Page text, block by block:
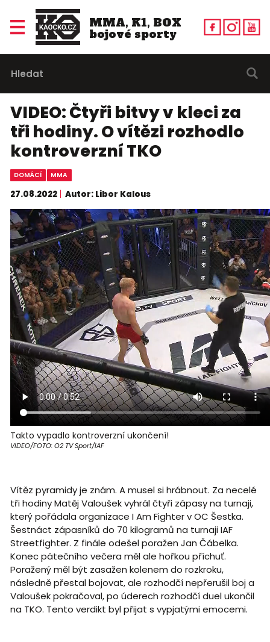
MMA, K1, BOX
bojové sporty
VIDEO: Čtyři bitvy v kleci za
tři hodiny. O vítězi rozhodlo
kontroverzní TKO
DOMÁCÍ MMA
27.08.2022 Autor: Libor Kalous
Takto vypadlo kontroverzní ukončení!
VIDEO/FOTO: O2 TV Sport/IAF
Vítěz pyramidy je znám. A musel si hrábnout. Za necelé
tři hodiny Matěj Valoušek vyhrál čtyři zápasy na turnaji,
který pořádala organizace I Am Fighter v OC Šestka.
Šestnáct zápasníků do 70 kilogramů na turnaji IAF
Streetfighter. Z finále odešel poražen Jan Čábelka.
Konec pátečního večera měl ale hořkou příchuť.
Poražený měl být zasažen kolenem do rozkroku,
následně přestal bojovat, ale rozhodčí nepřerušil boj a
Valoušek pokračoval, po úderech rozhodčí duel ukončil
na TKO. Tento verdikt byl přijat s vypjatými emocemi.